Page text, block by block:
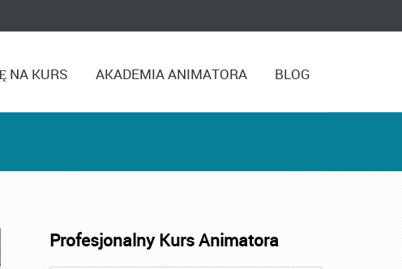
NA KURS AKADEMIA ANIMATORA BLOG
Kurs Animatora Czasu Wolnego Warszawa
Profesjonalny Kurs Animatora